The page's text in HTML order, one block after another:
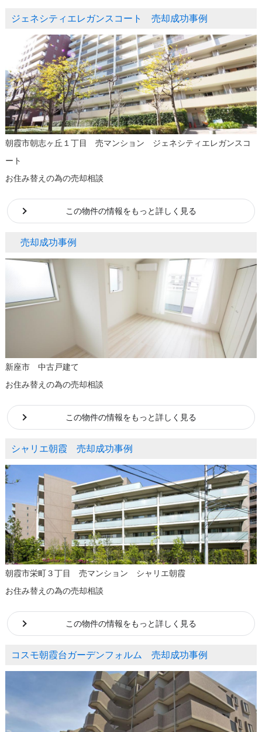
ジェネシティエレガンスコート 売却成功事例
朝霞市朝志ヶ丘１丁目 売マンション ジェネシティエレガンスコ
ート
お住み替えの為の売却相談
この物件の情報をもっと詳しく見る
売却成功事例
新座市 中古戸建て
お住み替えの為の売却相談
この物件の情報をもっと詳しく見る
シャリエ朝霞 売却成功事例
朝霞市栄町３丁目 売マンション シャリエ朝霞
お住み替えの為の売却相談
この物件の情報をもっと詳しく見る
コスモ朝霞台ガーデンフォルム 売却成功事例